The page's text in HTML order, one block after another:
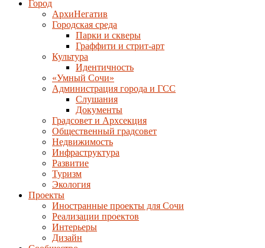
Город
АрхиНегатив
Городская среда
Парки и скверы
Граффити и стрит-арт
Культура
Идентичность
«Умный Сочи»
Администрация города и ГСС
Слушания
Документы
Градсовет и Архсекция
Общественный градсовет
Недвижимость
Инфраструктура
Развитие
Туризм
Экология
Проекты
Иностранные проекты для Сочи
Реализации проектов
Интерьеры
Дизайн